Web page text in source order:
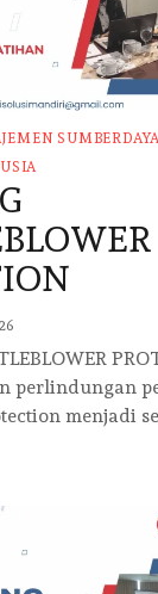
SUMBERDAYA
perlindungan
menjadi